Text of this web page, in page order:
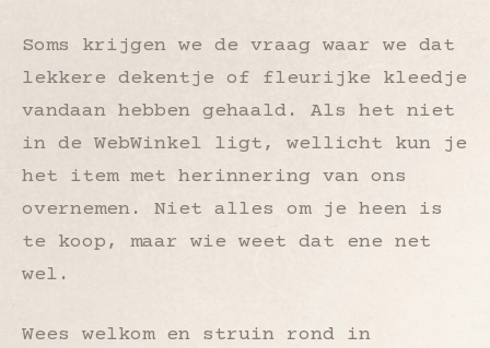
Soms krijgen we de vraag waar we dat
lekkere dekentje of fleurijke kleedje
vandaan hebben gehaald. Als het niet
in de WebWinkel ligt, wellicht kun je
het item met herinnering van ons
overnemen. Niet alles om je heen is
te koop, maar wie weet dat ene net
wel.
Wees welkom en struin rond in